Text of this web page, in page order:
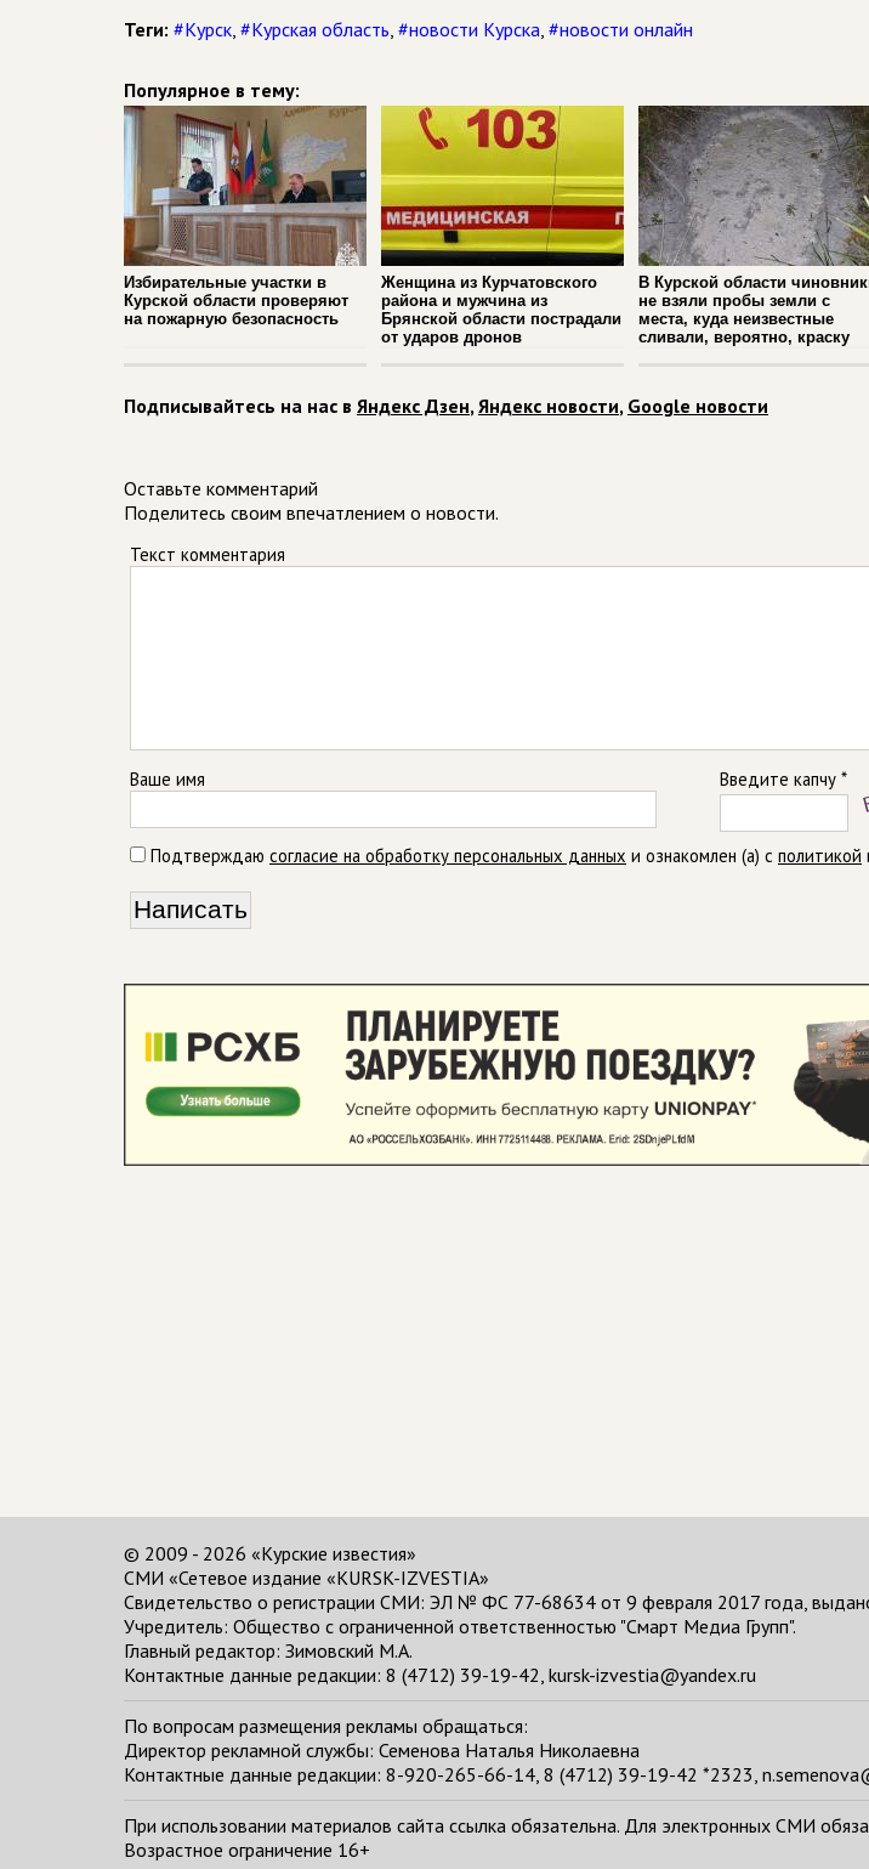
Теги: #Курск, #Курская область, #новости Курска, #новости онлайн
Популярное в тему:
Избирательные участки в
Курской области проверяют
на пожарную безопасность
Женщина из Курчатовского
района и мужчина из
Брянской области пострадали
от ударов дронов
В Курской области
не взяли пробы земли с
места, куда неизвестные
сливали, вероятно, краску
Подписывайтесь на нас в Яндекс Дзен,Яндекс новости, Google новости
Оставьте комментарий
Поделитесь своим впечатлением о новости.
Текст комментария
Ваше имя Введите капчу *
Подтверждаю согласие на обработку персональных данных и ознакомлен (а) с политикой
© 2009 - 2026 «Курские известия»
СМИ «Сетевое издание «KURSK-IZVESTIA»
Свидетельство о регистрации СМИ: ЭЛ № ФС 77-68634 от 9 февраля 2017 года,
Учредитель: Общество с ограниченной ответственностью "Смарт Медиа Групп".
Главный редактор: Зимовский М.А.
Контактные данные редакции: 8 (4712) 39-19-42, kursk-izvestia@yandex.ru
По вопросам размещения рекламы обращаться:
Директор рекламной службы: Семенова Наталья Николаевна
Контактные данные редакции: 8-920-265-66-14, 8 (4712) 39-19-42 *2323,
При использовании материалов сайта ссылка обязательна. Для электронных СМИ
Возрастное ограничение 16+